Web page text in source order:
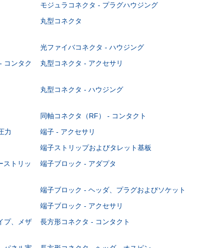
モジュラコネクタ - プラグハウジング
丸型コネクタ
光ファイバコネクタ - ハウジング
コンタク
丸型コネクタ - アクセサリ
丸型コネクタ - ハウジング
同軸コネクタ（RF） - コンタクト
力
端子 - アクセサリ
端子ストリップおよびタレット基板
ストリッ
端子ブロック - アダプタ
端子ブロック - ヘッダ、プラグおよびソケット
端子ブロック - アクセサリ
プ、メザ
長方形コネクタ - コンタクト